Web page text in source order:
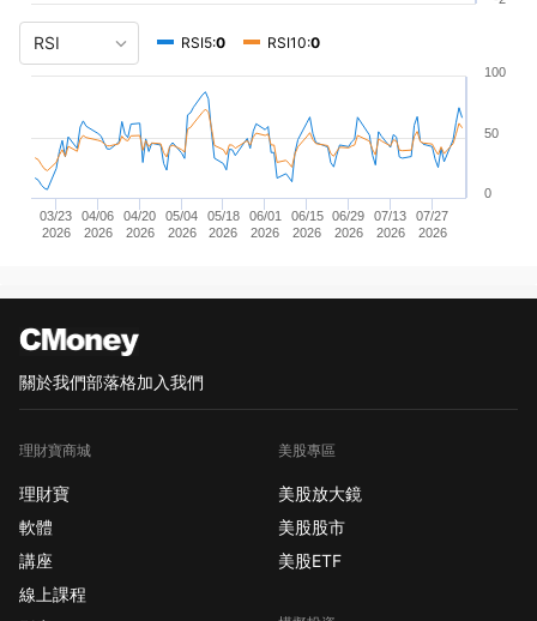
RSI5:0 RSI10:0
03/23
2026
04/06
2026
04/20
2026
05/04
2026
05/18
2026
06/01
2026
06/15
2026
06/29
2026
07/13
2026
07/27
2026
0
50
100
關於我們部落格加入我們
理財寶商城
理財寶
軟體
講座
線上課程
美股專區
美股放大鏡
美股股市
美股ETF